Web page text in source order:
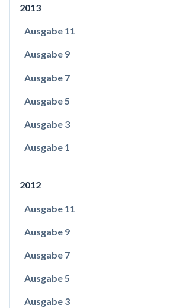
2013
Ausgabe 11
Ausgabe 9
Ausgabe 7
Ausgabe 5
Ausgabe 3
Ausgabe 1
2012
Ausgabe 11
Ausgabe 9
Ausgabe 7
Ausgabe 5
Ausgabe 3